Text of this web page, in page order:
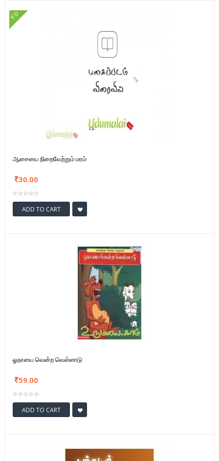
FD
ஆசையை நிறைவேற்றும் மரம்
30.00
ADD TO CART
ஓநாயை வென்ற வெள்ளாடு
59.00
ADD TO CART